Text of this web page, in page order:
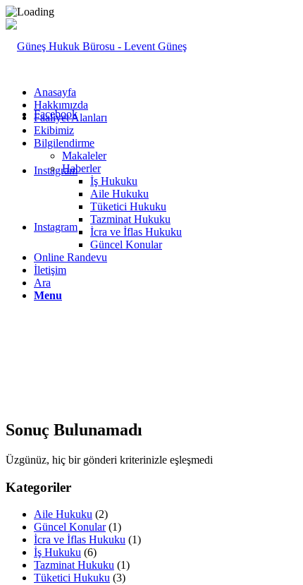
Facebook
Instagram
Instagram
Anasayfa
Hakkımızda
Faaliyet Alanları
Ekibimiz
Bilgilendirme
Makaleler
Haberler
İş Hukuku
Aile Hukuku
Tüketici Hukuku
Tazminat Hukuku
İcra ve İflas Hukuku
Güncel Konular
Online Randevu
İletişim
Ara
Menu
Sonuç Bulunamadı
Üzgünüz, hiç bir gönderi kriterinizle eşleşmedi
Kategoriler
Aile Hukuku (2)
Güncel Konular(1)
İcra ve İflas Hukuku (1)
İş Hukuku (6)
Tazminat Hukuku (1)
Tüketici Hukuku (3)